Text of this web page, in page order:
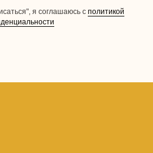
я соглашаюсь с политикой